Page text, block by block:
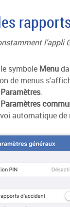
l’appli
symbole Menu
de menus
Paramètres.
Paramètres
automatique